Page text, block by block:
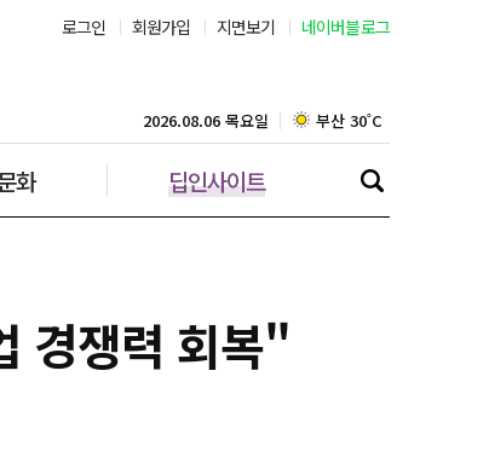
로그인 회원가입 지면보기 네이버블로그
화 딥인사이트
2026.08.06 목요일 부산 30˚C
대구 35˚C
경쟁력 회복"